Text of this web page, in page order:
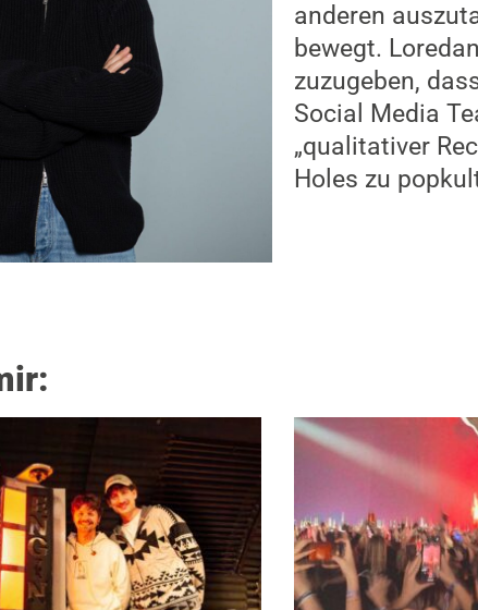
anderen
bewegt.
zuzugeben,
Social Media
„qualitativer
Holes zu